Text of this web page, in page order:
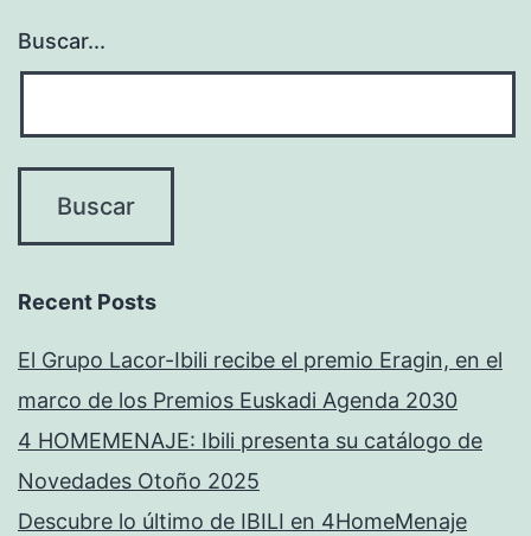
Buscar...
Recent Posts
El Grupo Lacor-Ibili recibe el premio Eragin, en el
marco de los Premios Euskadi Agenda 2030
4 HOMEMENAJE: Ibili presenta su catálogo de
Novedades Otoño 2025
Descubre lo último de IBILI en 4HomeMenaje